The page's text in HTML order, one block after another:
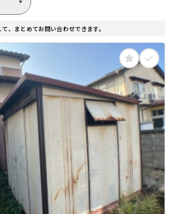
、まとめてお問い合わせできます。